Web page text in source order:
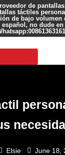
de
táctiles
de bajo volumen
español, no dude
Elsie June 18,